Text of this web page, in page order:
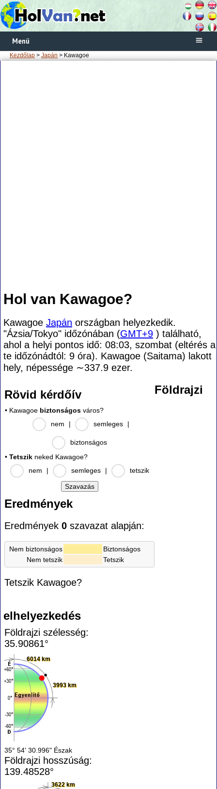
Menü
Kezdőlap > Japán > Kawagoe
Hol van Kawagoe?
Kawagoe Japán országban helyezkedik.
"Ázsia/Tokyo" időzónában (GMT+9 ) található,
ahol a helyi pontos idő: 08:03, szombat (eltérés a
te időzónádtól: 9 óra). Kawagoe (Saitama) lakott
hely, népessége ∼337.9 ezer.
Rövid kérdőív
• Kawagoe biztonságos város?
nem
| semleges |
biztonságos
• Tetszik neked Kawagoe?
nem
| semleges | tetszik
Eredmények
Eredmények 0 szavazat alapján:
Nem biztonságos
Biztonságos
Nem tetszik
Tetszik
Tetszik Kawagoe?
Földrajzi
elhelyezkedés
Földrajzi szélesség:
35.90861°
6014 km
3993 km
35° 54' 30.996" Észak
Földrajzi hosszúság:
139.48528°
3622 km